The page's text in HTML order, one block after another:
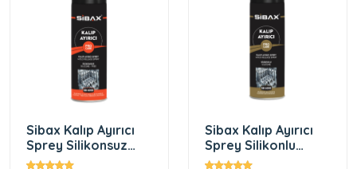
Sibax Kalıp Ayırıcı
Sprey Silikonsuz
SB6000(400mL)
Sibax Kalıp Ayırıcı
Sprey Silikonlu
SB6000(400mL)